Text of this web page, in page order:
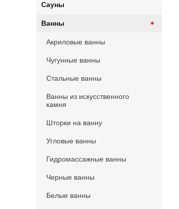
Сауны
Ванны
Акриловые ванны
Чугунные ванны
Стальные ванны
Ванны из искусственного
камня
Шторки на ванну
Угловые ванны
Гидромассажные ванны
Черные ванны
Белые ванны